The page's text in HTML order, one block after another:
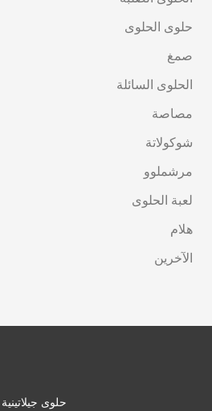
حلوى الحلوى
صمغ
الحلوى السائلة
مصاصة
شوكولاتة
مرشملوو
لعبة الحلوى
هلام
الآخرين
حلوى جيلاتينية